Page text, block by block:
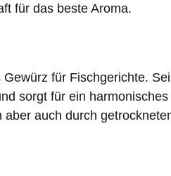
für das beste Aroma.
für Fischgerichte.
sorgt für ein
aber auch durch